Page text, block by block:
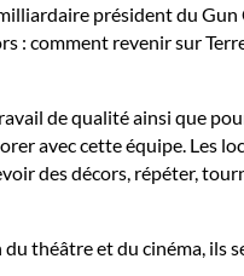
président du Gun
: comment revenir sur
de qualité ainsi que
avec cette équipe. Les
des décors, répéter,
théâtre et du cinéma, ils